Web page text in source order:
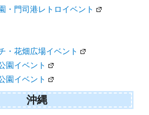
・門司港レトロイベント
・花畑広場イベント
園イベント
園イベント
沖縄